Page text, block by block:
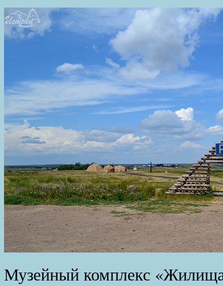
Музейный комплекс